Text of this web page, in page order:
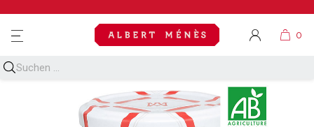
MENU